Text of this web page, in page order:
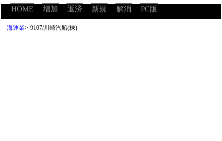
HOME 増加 返済 新規 解消 PC版
海運業> 9107/川崎汽船(株)